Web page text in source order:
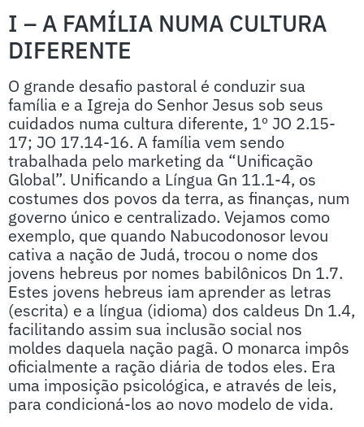
I – A FAMÍLIA NUMA CULTURA
DIFERENTE
O grande desafio pastoral é conduzir sua
família e a Igreja do Senhor Jesus sob seus
cuidados numa cultura diferente, 1º JO 2.15-
17; JO 17.14-16. A família vem sendo
trabalhada pelo marketing da “Unificação
Global”. Unificando a Língua Gn 11.1-4, os
costumes dos povos da terra, as finanças, num
governo único e centralizado. Vejamos como
exemplo, que quando Nabucodonosor levou
cativa a nação de Judá, trocou o nome dos
jovens hebreus por nomes babilônicos Dn 1.7.
Estes jovens hebreus iam aprender as letras
(escrita) e a língua (idioma) dos caldeus Dn 1.4,
facilitando assim sua inclusão social nos
moldes daquela nação pagã. O monarca impôs
oficialmente a ração diária de todos eles. Era
uma imposição psicológica, e através de leis,
para condicioná-los ao novo modelo de vida.